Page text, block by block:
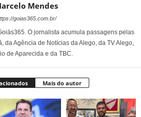
Mendes
goias365.com.br/
O jornalista acumula passagens pelas
da Agência de Notícias da Alego, da TV Alego,
de Aparecida e da TBC.
Mais do autor